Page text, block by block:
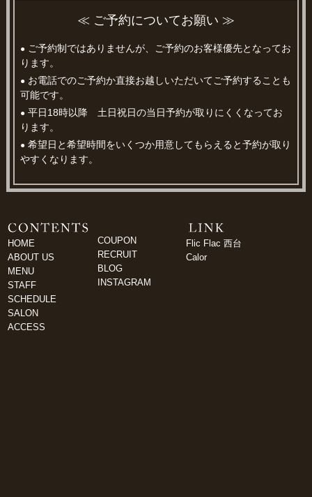
≪ ご予約についてお願い ≫
● ご予約制ではありませんが、ご予約のお客様優先となってお
ります。
● お電話でのご予約か直接お越しいただいてご予約することも
可能です。
● 平日18時以降 土日祝日の当日予約が取りにくくなってお
ります。
● 希望日と希望時間をいくつか用意してもらえると予約が取り
やすくなります。
HOME
ABOUT US
MENU
STAFF
SCHEDULE
SALON
ACCESS
COUPON
RECRUIT
BLOG
INSTAGRAM
Flic Flac 西台
Calor